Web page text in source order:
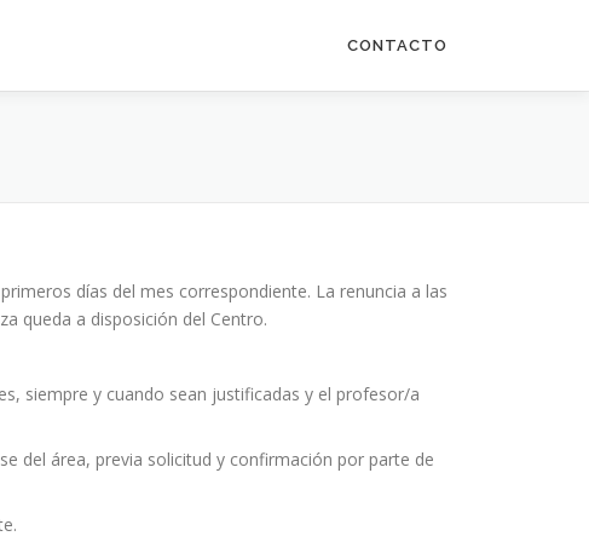
CONTACTO
días del mes correspondiente. La renuncia a las
queda a disposición del Centro.
siempre y cuando sean justificadas y el profesor/a
del área, previa solicitud y confirmación por parte de